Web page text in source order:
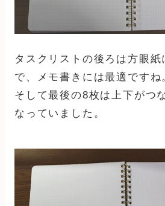
タスクリストの後ろは方眼
で、メモ書きには最適ですね
そして最後の8枚は上下がつ
なっていました。